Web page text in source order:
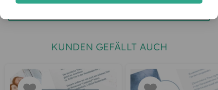
gratis Muster gestalten
KUNDEN GEFÄLLT AUCH